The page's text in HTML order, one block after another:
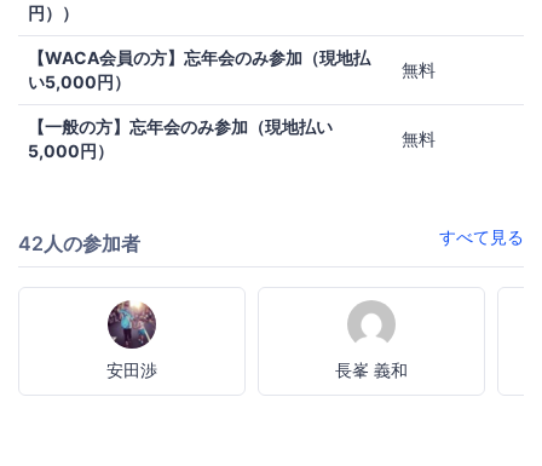
円））
【WACA会員の方】忘年会のみ参加（現地払
い5,000円）
無料
【一般の方】忘年会のみ参加（現地払い
5,000円）
無料
42人の参加者 すべて見る
安田渉 長峯 義和